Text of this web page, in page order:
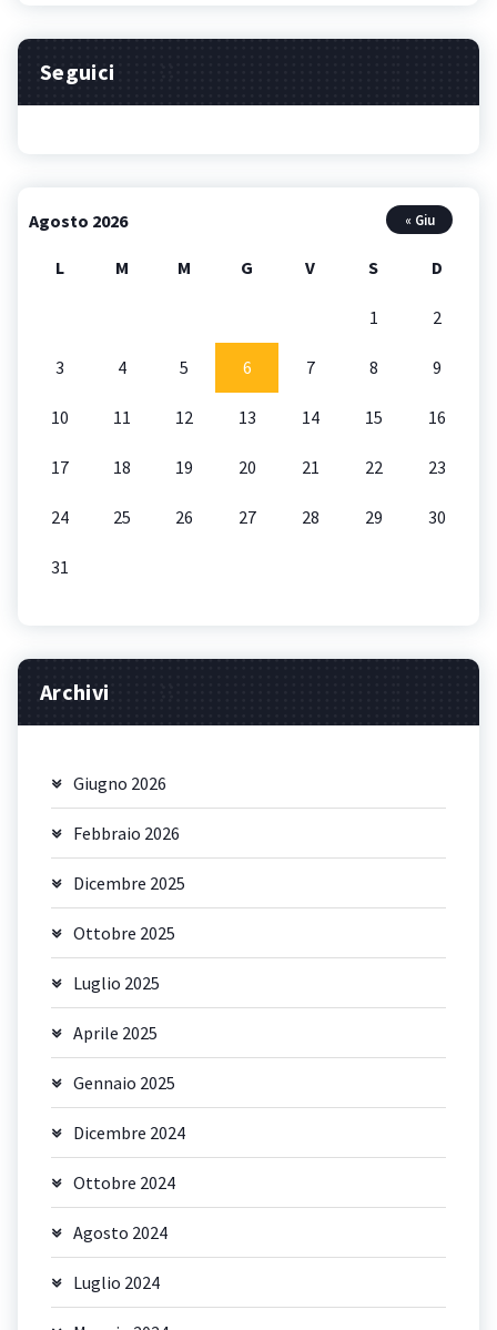
Seguici
Agosto 2026
L M M G V S D
1 2
3 4 5 6 7 8 9
10 11 12 13 14 15 16
17 18 19 20 21 22 23
24 25 26 27 28 29 30
31
« Giu
Archivi
Giugno 2026
Febbraio 2026
Dicembre 2025
Ottobre 2025
Luglio 2025
Aprile 2025
Gennaio 2025
Dicembre 2024
Ottobre 2024
Agosto 2024
Luglio 2024